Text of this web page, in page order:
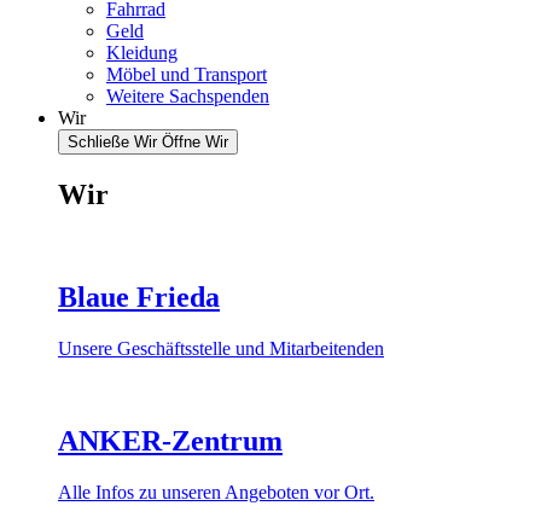
Fahrrad
Geld
Kleidung
Möbel und Transport
Weitere Sachspenden
Wir
Schließe Wir Öffne Wir
Wir
Blaue Frieda
Unsere Geschäftsstelle und Mitarbeitenden
ANKER-Zentrum
Alle Infos zu unseren Angeboten vor Ort.